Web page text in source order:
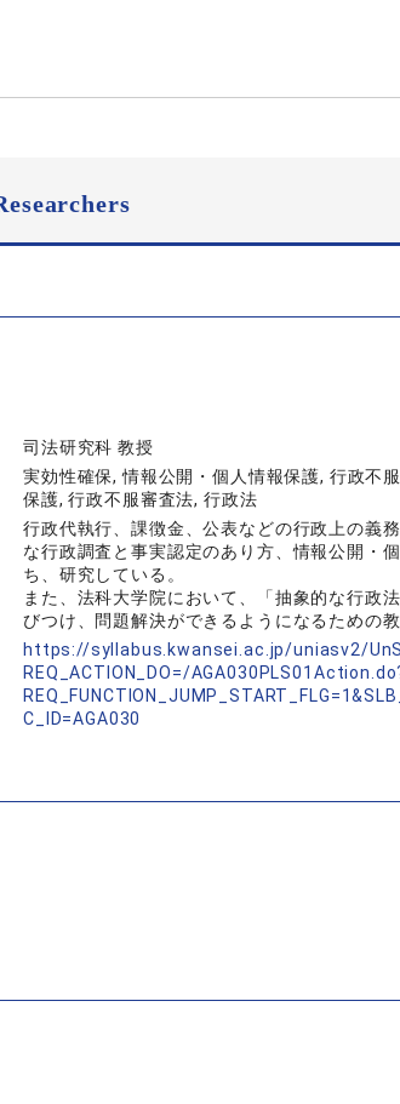
司法研究科 教授
実効性確保, 情報公開・個人情報保護, 行政不
保護, 行政不服審査法, 行政法
行政代執行、課徴金、公表などの行政上の義
な行政調査と事実認定のあり方、情報公開・
ち、研究している。
また、法科大学院において、「抽象的な行政
びつけ、問題解決ができるようになるための
https://syllabus.kwansei.ac.jp/uniasv2/
REQ_ACTION_DO=/
C_ID=AGA030